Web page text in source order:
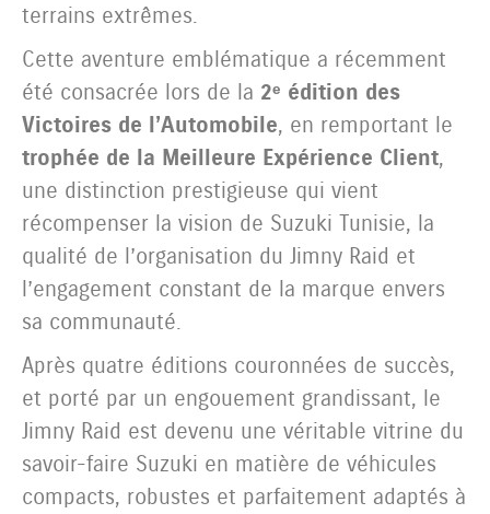
terrains extrêmes.
Cette aventure emblématique a récemment
été consacrée lors de la 2ᵉ édition des
Victoires de l’Automobile, en remportant le
trophée de la Meilleure Expérience Client,
une distinction prestigieuse qui vient
récompenser la vision de Suzuki Tunisie, la
qualité de l’organisation du Jimny Raid et
l’engagement constant de la marque envers
sa communauté.
Après quatre éditions couronnées de succès,
et porté par un engouement grandissant, le
Jimny Raid est devenu une véritable vitrine du
savoir-faire Suzuki en matière de véhicules
compacts, robustes et parfaitement adaptés à